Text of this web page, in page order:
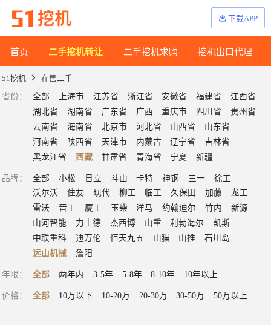
下载APP
首页 二手挖机转让 二手挖机求购 挖机出口代理
51挖机 在售二手
省份 ： 全部 上海市 江苏省 浙江省 安徽省 福建省
江西省
湖北省
湖南省 广东省 广西 重庆市 四川省
贵州省
云南省
海南省 北京市 河北省 山西省
山东省
河南省
陕西省 天津市 内蒙古 辽宁省
吉林省
黑龙江省
西藏 甘肃省 青海省 宁夏 新疆
品牌 ： 全部 小松 日立 斗山 卡特 神钢 三一
徐工
沃尔沃
住友 现代 柳工 临工 久保田 加藤
龙工
雷沃
晋工 厦工 玉柴 洋马 约翰迪尔 竹内
新源
山河智能
力士德 杰西博 山重 利勃海尔
凯斯
中联重科
迪万伦 恒天九五 山猫 山推
石川岛
远山机械
詹阳
年限 ： 全部 两年内 3-5年 5-8年 8-10年 10年以上
价格 ： 全部 10万以下 10-20万 20-30万 30-50万 50万以上